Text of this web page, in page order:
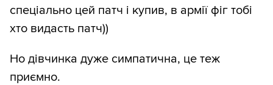
спеціально цей патч і купив, в армії фіг тобі
хто видасть патч))
Но дівчинка дуже симпатична, це теж
приємно.